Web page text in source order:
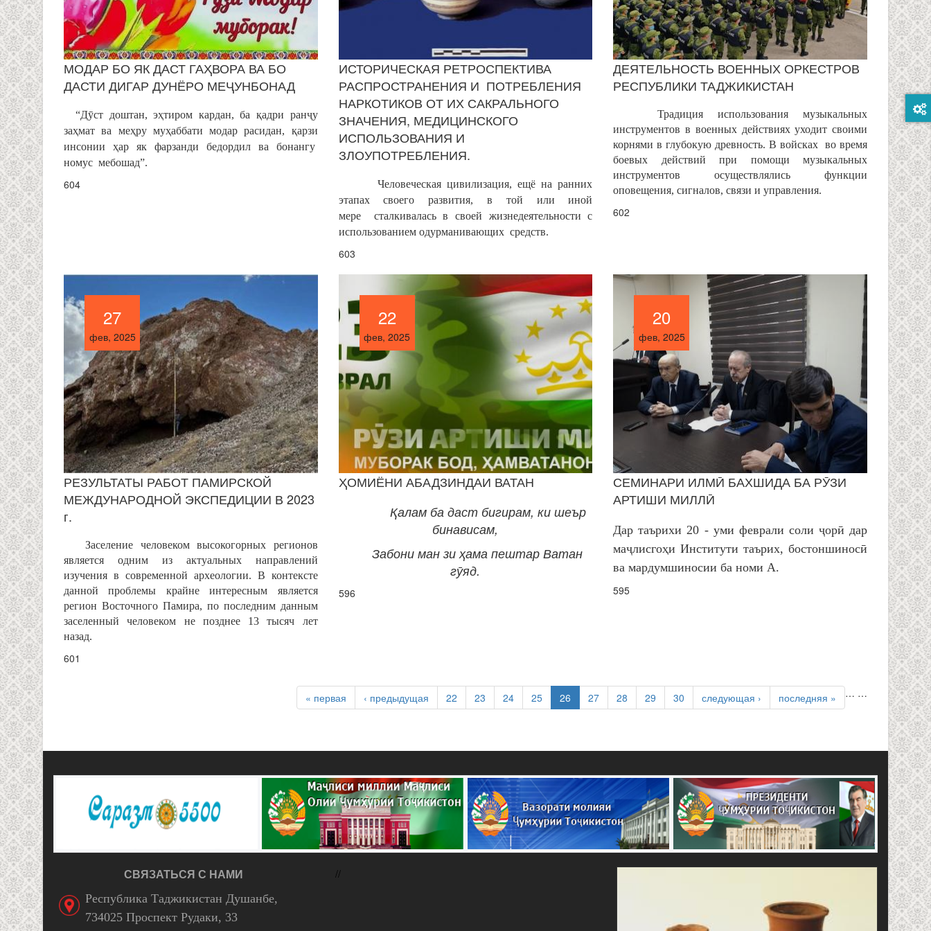
МОДАР БО ЯК ДАСТ ГАҲВОРА ВА БО
ДАСТИ ДИГАР ДУНЁРО МЕҶУНБОНАД
“Дӯст доштан, эҳтиром кардан, ба қадри ранҷу
заҳмат ва меҳру муҳаббати модар расидан, қарзи
инсонии ҳар як фарзанди бедордил ва бонангу
номус мебошад”.
604
ИСТОРИЧЕСКАЯ РЕТРОСПЕКТИВА
РАСПРОСТРАНЕНИЯ И ПОТРЕБЛЕНИЯ
НАРКОТИКОВ ОТ ИХ САКРАЛЬНОГО
ЗНАЧЕНИЯ, МЕДИЦИНСКОГО
ИСПОЛЬЗОВАНИЯ И
ЗЛОУПОТРЕБЛЕНИЯ.
Человеческая цивилизация, ещё на ранних
этапах своего развития, в той или иной
мере сталкивалась в своей жизнедеятельности с
использованием одурманивающих средств.
603
ДЕЯТЕЛЬНОСТЬ ВОЕННЫХ ОРКЕСТРОВ
РЕСПУБЛИКИ ТАДЖИКИСТАН
Традиция использования музыкальных
инструментов в военных действиях уходит своими
корнями в глубокую древность. В войсках во время
боевых действий при помощи музыкальных
инструментов осуществлялись функции
оповещения, сигналов, связи и управления.
602
27
фев, 2025
27
фев, 2025
РЕЗУЛЬТАТЫ РАБОТ ПАМИРСКОЙ
МЕЖДУНАРОДНОЙ ЭКСПЕДИЦИИ В 2023
г.
Заселение человеком высокогорных регионов
является одним из актуальных направлений
изучения в современной археологии. В контексте
данной проблемы крайне интересным является
регион Восточного Памира, по последним данным
заселенный человеком не позднее 13 тысяч лет
назад.
601
22
фев, 2025
22
фев, 2025
ҲОМИЁНИ АБАДЗИНДАИ ВАТАН
Қаламба даст бигирам, ки шеър
бинависам,
Забони ман зи ҳама пештар Ватан
гӯяд.
596
20
фев, 2025
20
фев, 2025
СЕМИНАРИ ИЛМӢ БАХШИДА БА РӮЗИ
АРТИШИ МИЛЛӢ
Дар таърихи 20 - уми феврали соли ҷорӣ дар
маҷлисгоҳи Институти таърих, бостоншиносӣ
ва мардумшиносии ба номи А.
595
« первая ‹ предыдущая …
22 23 24 25 26 27 28 29 30 …
следующая › последняя »
СВЯЗАТЬСЯ С НАМИ
Республика Таджикистан Душанбе,
734025 Проспект Рудаки, 33
//